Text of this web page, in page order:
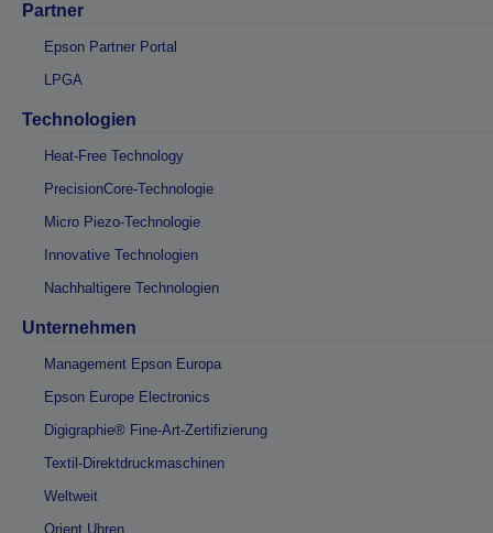
Partner
Epson Partner Portal
LPGA
Technologien
Heat-Free Technology
PrecisionCore-Technologie
Micro Piezo-Technologie
Innovative Technologien
Nachhaltigere Technologien
Unternehmen
Management Epson Europa
Epson Europe Electronics
Digigraphie® Fine-Art-Zertifizierung
Textil-Direktdruckmaschinen
Weltweit
Orient Uhren